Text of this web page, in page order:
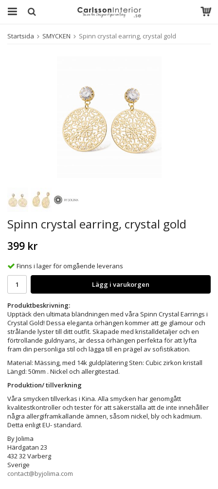
Startsida SMYCKEN Spinn crystal earring, crystal gold
Spinn crystal earring, crystal gold
399 kr
Finns i lager för omgående leverans
Lägg i varukorgen
Produktbeskrivning:
Upptäck den ultimata bländningen med våra Spinn Crystal Earrings i
Crystal Gold! Dessa eleganta örhängen kommer att ge glamour och
strålande lyster till ditt outfit. Skapade med kristalldetaljer och en
förtrollande guldnyans, är dessa örhängen perfekta för att lyfta
fram din personliga stil och lägga till en prägel av sofistikation.
Material: Mässing, med 14k guldplätering Sten: Cubic zirkon kristall
Längd: 50mm . Nickel och allergitestad.
Produktion/ tillverkning
Våra smycken tillverkas i Kina. Alla smycken har genomgått
kvalitestkontroller och tester för att säkerställa att de inte innehåller
några allergiframkallande ämnen, såsom nickel, bly och kadmium.
Detta enligt EU- standard.
By Jolima
Härdgatan 23
432 32 Varberg
Sverige
contact@byjolima.com